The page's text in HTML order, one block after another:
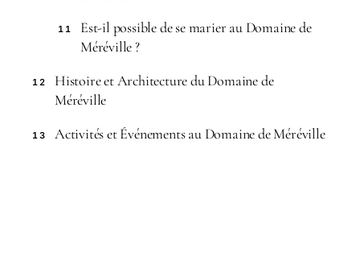
11
Est-il possible de se marier au Domaine de
Méréville ?
12
Histoire et Architecture du Domaine de
Méréville
13 Activités et Événements au Domaine de Méréville